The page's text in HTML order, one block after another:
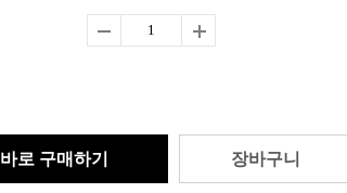
바로 구매하기 장바구니